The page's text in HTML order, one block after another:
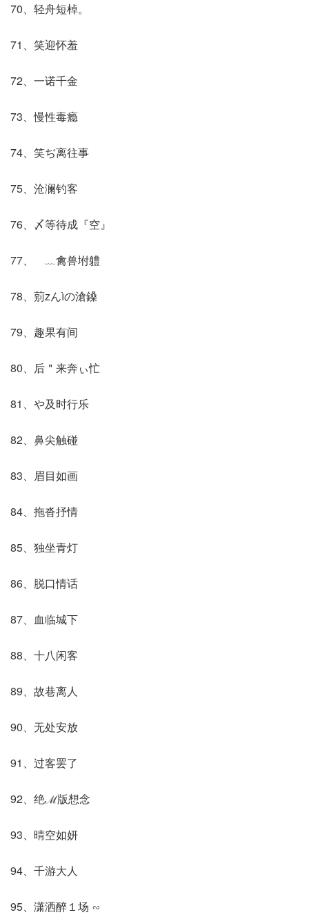
70、轻舟短棹。
71、笑迎怀羞
72、一诺千金
73、慢性毒瘾
74、笑ぢ离往事
75、沧澜钓客
76、〆等待成『空』
77、ゞ﹏禽兽坿軆
78、莂zんìの滄鎟
79、趣果有间
80、后＂来奔ぃ忙
81、や及时行乐
82、鼻尖触碰
83、眉目如画
84、拖沓抒情
85、独坐青灯
86、脱口情话
87、血临城下
88、十八闲客
89、故巷离人
90、无处安放
91、过客罢了
92、绝ℳ版想念
93、晴空如妍
94、千游大人
95、潇洒醉１场 ∽